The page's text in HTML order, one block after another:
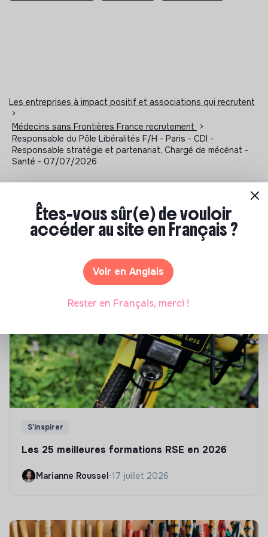
Les entreprises à impact positif et associations qui recrutent
>
Médecins sans Frontières France recrutement
>
Responsable du Pôle Libéralités F/H - Paris - CDI -
Responsable stratégie et partenariat, Chargé de mécénat -
Santé - 07/07/2026
Notre sélection de formations à impact
Tu souhaites te réorienter mais tu ne sais pas par où
sélection de formations aux métiers de la transition
écologique et solidaire !
S'inspirer
Les 25 meilleures formations RSE en 2026
Marianne Roussel•17 juillet 2026
Êtes-vous sûr(e) de vouloir
accéder au site en Français ?
Voir en Anglais
Rester en Français, merci !